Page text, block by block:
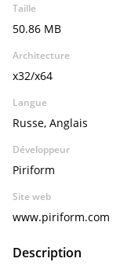
Taille
50.86 MB
Architecture
x32/x64
Langue
Russe, Anglais
Développeur
Piriform
Site web
www.piriform.com
Description